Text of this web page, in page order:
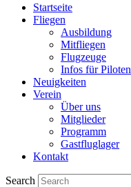
Startseite
Fliegen
Ausbildung
Mitfliegen
Flugzeuge
Infos für Piloten
Neuigkeiten
Verein
Über uns
Mitglieder
Programm
Gastfluglager
Kontakt
Search